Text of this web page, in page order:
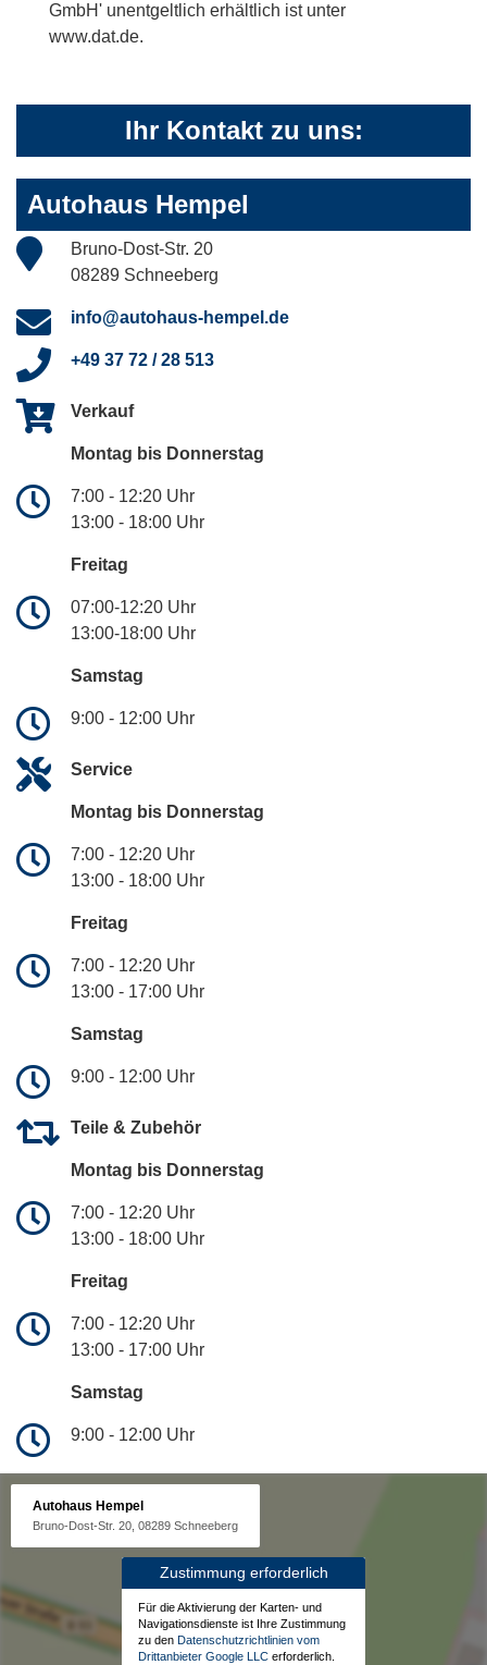
GmbH' unentgeltlich erhältlich ist unter
www.dat.de.
Ihr Kontakt zu uns:
Autohaus Hempel
Bruno-Dost-Str. 20
08289 Schneeberg
info@autohaus-hempel.de
+49 37 72 / 28 513
Verkauf
Montag bis Donnerstag
7:00 - 12:20 Uhr
13:00 - 18:00 Uhr
Freitag
07:00-12:20 Uhr
13:00-18:00 Uhr
Samstag
9:00 - 12:00 Uhr
Service
Montag bis Donnerstag
7:00 - 12:20 Uhr
13:00 - 18:00 Uhr
Freitag
7:00 - 12:20 Uhr
13:00 - 17:00 Uhr
Samstag
9:00 - 12:00 Uhr
Teile & Zubehör
Montag bis Donnerstag
7:00 - 12:20 Uhr
13:00 - 18:00 Uhr
Freitag
7:00 - 12:20 Uhr
13:00 - 17:00 Uhr
Samstag
9:00 - 12:00 Uhr
Autohaus Hempel
Bruno-Dost-Str. 20, 08289 Schneeberg
Zustimmung erforderlich
Für die Aktivierung der Karten- und
Navigationsdienste ist Ihre Zustimmung
zu den Datenschutzrichtlinien vom
Drittanbieter Google LLC erforderlich.